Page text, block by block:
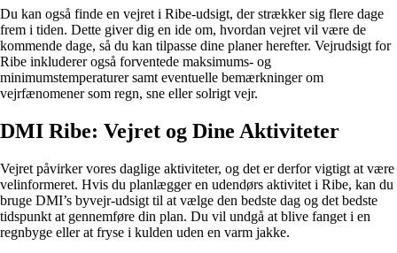
Du kan også finde en vejret i Ribe-udsigt, der strækker sig flere dage
frem i tiden. Dette giver dig en ide om, hvordan vejret vil være de
kommende dage, så du kan tilpasse dine planer herefter. Vejrudsigt for
Ribe inkluderer også forventede maksimums- og
minimumstemperaturer samt eventuelle bemærkninger om
vejrfænomener som regn, sne eller solrigt vejr.
DMI Ribe: Vejret og Dine Aktiviteter
Vejret påvirker vores daglige aktiviteter, og det er derfor vigtigt at være
velinformeret. Hvis du planlægger en udendørs aktivitet i Ribe, kan du
bruge DMI’s byvejr-udsigt til at vælge den bedste dag og det bedste
tidspunkt at gennemføre din plan. Du vil undgå at blive fanget i en
regnbyge eller at fryse i kulden uden en varm jakke.